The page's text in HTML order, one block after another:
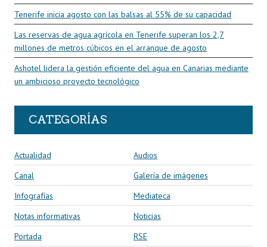
Tenerife inicia agosto con las balsas al 55% de su capacidad
Las reservas de agua agrícola en Tenerife superan los 2,7
millones de metros cúbicos en el arranque de agosto
Ashotel lidera la gestión eficiente del agua en Canarias mediante
un ambicioso proyecto tecnológico
CATEGORÍAS
Actualidad
Audios
Canal
Galería de imágenes
Infografías
Mediateca
Notas informativas
Noticias
Portada
RSE